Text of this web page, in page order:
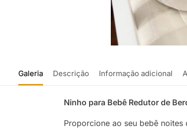
Galeria Descrição Informação adicional
Ninho para Bebê Redutor de
Proporcione ao seu bebê